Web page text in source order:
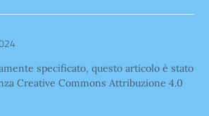
specificato, questo articolo è stato
Creative Commons Attribuzione 4.0